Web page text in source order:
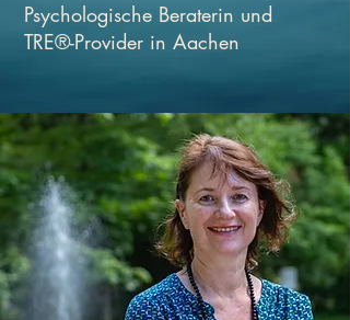
Psychologische Beraterin und
TRE®-Provider in Aachen